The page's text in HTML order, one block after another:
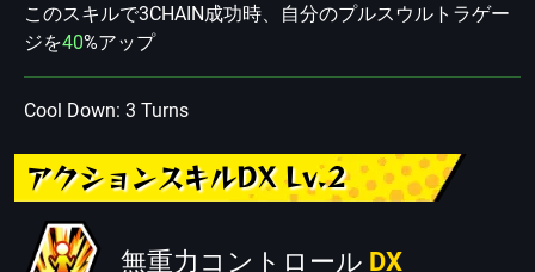
このスキルで3CHAIN成功時、自分のプルスウルトラゲー
ジを40%アップ
Cool Down: 3 Turns
アクションスキルDX Lv.2
無重力コントロール DX